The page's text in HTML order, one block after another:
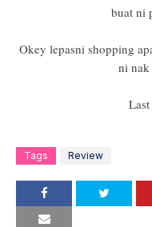
buat ni
Okey lepasni shopping
ni nak
Tags Review